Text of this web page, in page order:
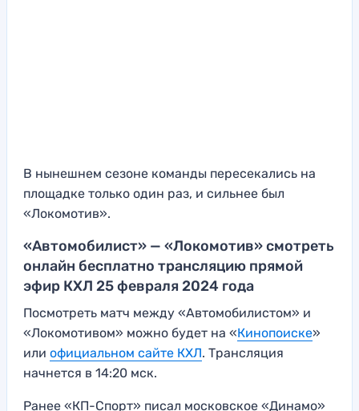
В нынешнем сезоне команды пересекались на
площадке только один раз, и сильнее был
«Локомотив».
«Автомобилист» — «Локомотив» смотреть
онлайн бесплатно трансляцию прямой
эфир КХЛ 25 февраля 2024 года
Посмотреть матч между «Автомобилистом» и
«Локомотивом» можно будет на «Кинопоиске»
или официальном сайте КХЛ. Трансляция
начнется в 14:20 мск.
Ранее «КП-Спорт» писал московское «Динамо»